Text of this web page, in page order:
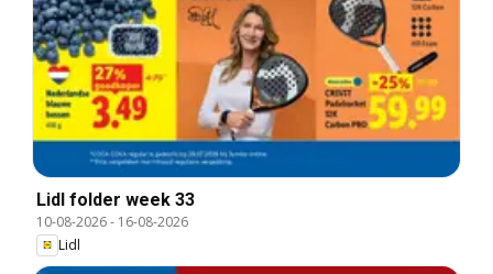
Lidl folder week 33
10-08-2026- 16-08-2026
Lidl